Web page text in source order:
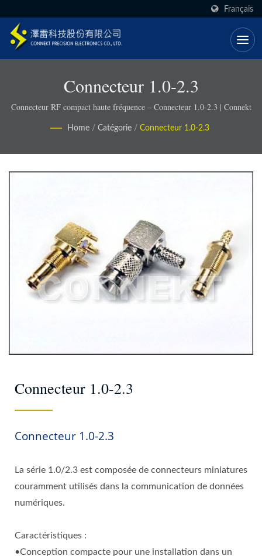
Français
Connecteur 1.0-2.3
Connecteur RF compact haute fréquence – Connecteur 1.0-2.3 | Connekt
Home / Catégorie / Connecteur 1.0-2.3
Connecteur 1.0-2.3
Connecteur 1.0-2.3
La série 1.0/2.3 est composée de connecteurs miniatures
couramment utilisés dans la communication de données
numériques.
Caractéristiques :
•Conception compacte pour une installation dans un